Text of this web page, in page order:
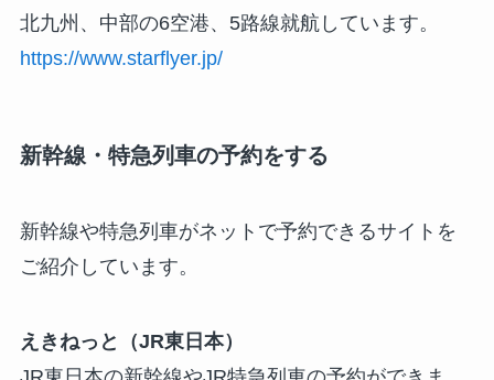
北九州、中部の6空港、5路線就航しています。
https://www.starflyer.jp/
新幹線・特急列車の予約をする
新幹線や特急列車がネットで予約できるサイトを
ご紹介しています。
えきねっと（JR東日本）